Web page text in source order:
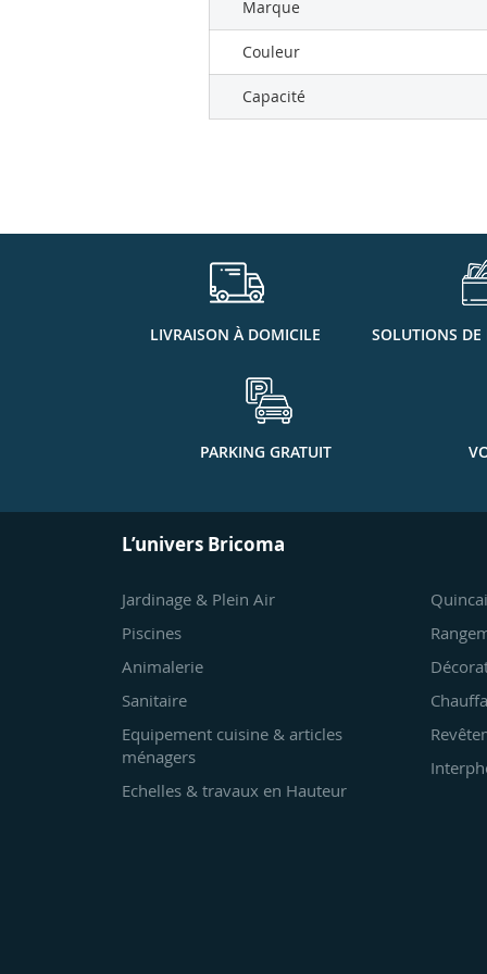
Marque
Couleur
Capacité
LIVRAISON À DOMICILE SOLUTIONS
PARKING GRATUIT
L’univers Bricoma
Jardinage & Plein Air
Piscines
Animalerie
Sanitaire
Equipement cuisine & articles
ménagers
Echelles & travaux en Hauteur